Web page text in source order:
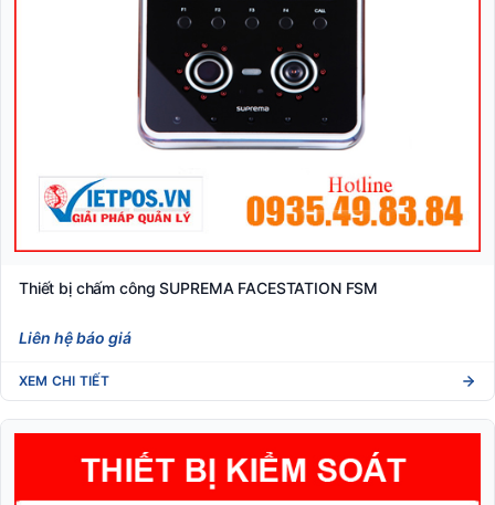
Thiết bị chấm công SUPREMA FACESTATION FSM
Liên hệ báo giá
XEM CHI TIẾT